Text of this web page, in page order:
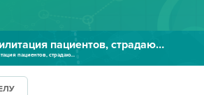
Медицинская реабилитация пациентов, страдающих наркологическими заболеваниями
Медицинская реабилитация пациентов, страдающих наркологическими заболеваниями